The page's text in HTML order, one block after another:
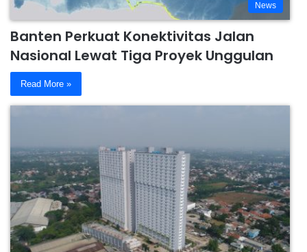
News
Banten Perkuat Konektivitas Jalan
Nasional Lewat Tiga Proyek Unggulan
Read More »